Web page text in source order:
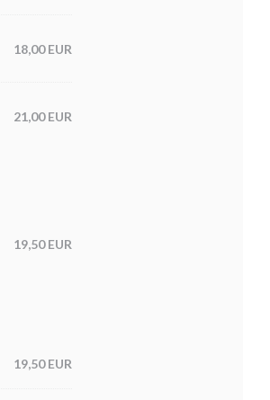
18,00 EUR
21,00 EUR
19,50 EUR
19,50 EUR